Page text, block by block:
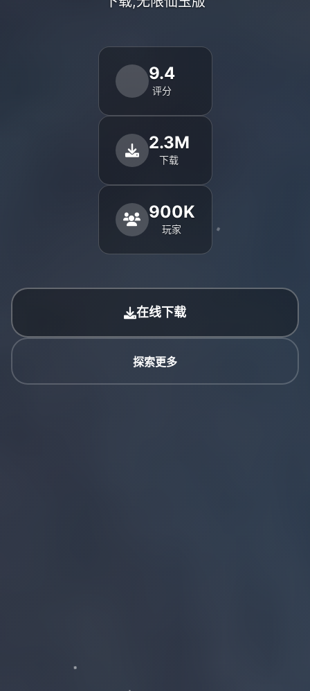
9.4
评分
2.3M
下载
900K
玩家
在线下载
探索更多